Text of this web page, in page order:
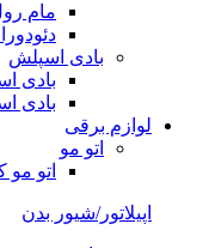
مام
بادی اسپلش
بادی
بادی
لوازم برقی
اتو مو
اتو مو
اپیلاتور/شیور بدن